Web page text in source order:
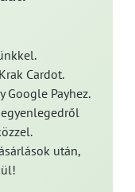
Cardot.
Google Payhez.
után,